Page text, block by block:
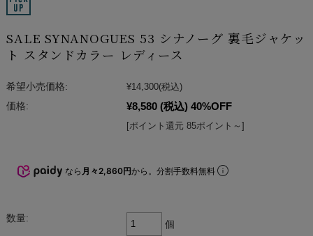
SALE SYNANOGUES 53 シナノーグ 裏毛ジャケッ
ト スタンドカラー レディース
希望小売価格: ¥14,300(税込)
価格:
¥8,580 (税込) 40%OFF
[ポイント還元 85ポイント～]
なら 月々2,860円から。分割手数料無料
数量:
個